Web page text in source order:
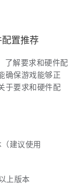
置推荐
了解要求和硬件配
确保游戏能够正
于要求和硬件配
建议使用
上版本